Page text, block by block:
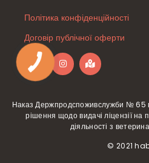
Політика конфіденційності
Договір публічної оферти
Наказ Держпродспоживслужби № 65
рішення щодо видачі ліцензії на
діяльності з
© 2021